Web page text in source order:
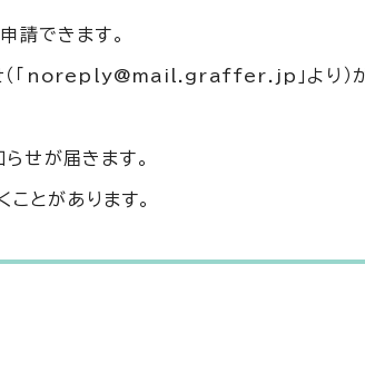
請できます。
せ（「noreply@mail.graffer.jp」より）が
せが届きます。
とがあります。